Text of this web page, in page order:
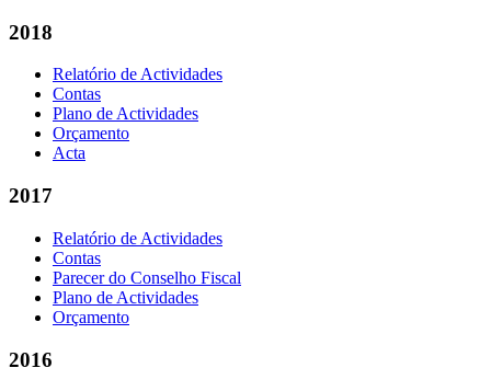
2018
Relatório de Actividades
Contas
Plano de Actividades
Orçamento
Acta
2017
Relatório de Actividades
Contas
Parecer do Conselho Fiscal
Plano de Actividades
Orçamento
2016